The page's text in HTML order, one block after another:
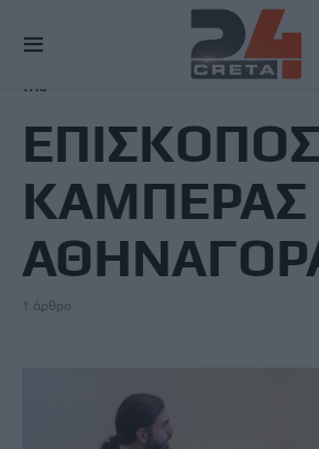
TAG
ΕΠΙΣΚΟΠΟΣ
ΚΑΜΠΕΡΑΣ
1 άρθρο